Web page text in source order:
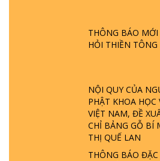
THÔNG BÁO MỚI
HỎI THIỀN TÔNG
NỘI QUY CỦA
PHẬT KHOA
VIỆT NAM, ĐỀ
CHỈ BẢNG GỖ BÍ
THỊ QUẾ LAN
THÔNG BÁO
PHẬT GIỚI CÓ
TTTD
LÀ AI? QUỶ SA
GIẢI ĐÁP THIỀN
SAO TRÁI ĐẤT
- HỎA HOẠN | TTTD